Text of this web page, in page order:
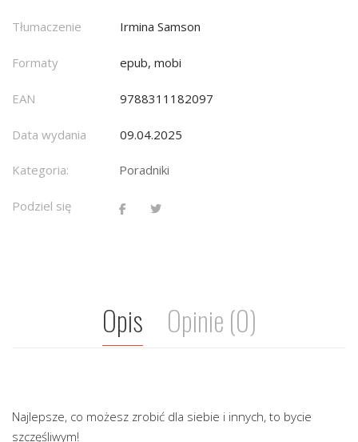
Tłumaczenie Irmina Samson
Formaty epub, mobi
EAN 9788311182097
Data wydania 09.04.2025
Kategoria: Poradniki
Podziel się
Opis Opinie (0)
Najlepsze, co możesz zrobić dla siebie i innych, to bycie
szczęśliwym!